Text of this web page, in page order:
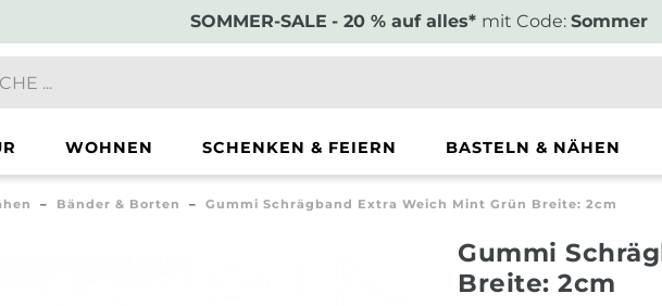
SOMMER-SALE - 20 % auf alles* mit Code: Sommer
WOHNEN SCHENKEN & FEIERN BASTELN & NÄHEN
Bänder & Borten Gummi Schrägband Extra Weich Mint Grün Breite: 2cm
Gummi
Breite: 2cm